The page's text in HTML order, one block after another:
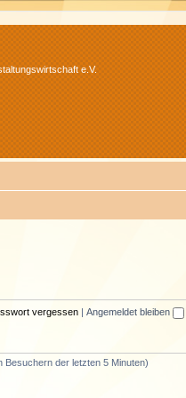
e.V.
vergessen Angemeldet bleiben
Besuchern der letzten 5 Minuten)